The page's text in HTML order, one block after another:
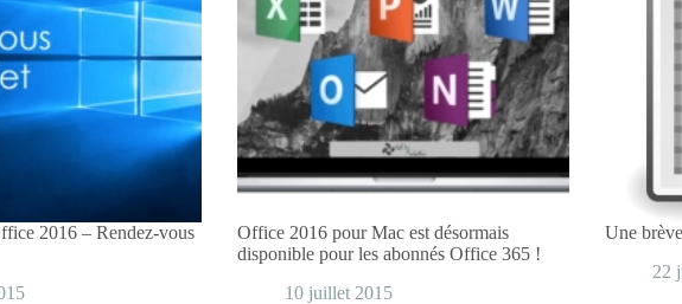
2016 – Rendez-vous
Office 2016 pour Mac est désormais
disponible pour les abonnés Office 365 !
10 juillet 2015
Une
22